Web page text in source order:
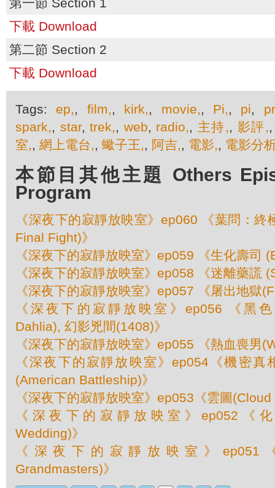
下載 Download
第二節 Section 2
下載 Download
Tags: ep,, film,, kirk,, movie,, Pi,, pi,
spark,, star,trek,, web, radio,, 主持,, 影評,
室,, 網上電台,, 蠍子王,, 阿吉,, 電影,, 電影分
本節目其他主題 Others
Program
《深夜下的寂靜放映室》ep060 《葉問：
Final Fight)》
《深夜下的寂靜放映室》ep059 《生化壽司
《深夜下的寂靜放映室》ep058 《迷離藥謊
《深夜下的寂靜放映室》ep057 《屠出地獄
《深夜下的寂靜放映室》ep056 《黑
Dahlia), 幻影兇間(1408)》
《深夜下的寂靜放映室》ep055 《熱血喪男
《深夜下的寂靜放映室》ep054《機密真
(American Battleship)》
《深夜下的寂靜放映室》ep053《雲圖
《深夜下的寂靜放映室》ep052《化
Wedding)》
《深夜下的寂靜放映室》ep051
Grandmasters)》